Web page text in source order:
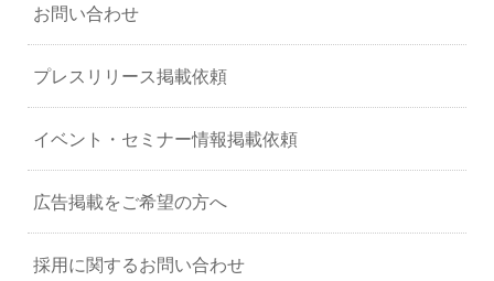
お問い合わせ
プレスリリース掲載依頼
イベント・セミナー情報掲載依頼
広告掲載をご希望の方へ
採用に関するお問い合わせ